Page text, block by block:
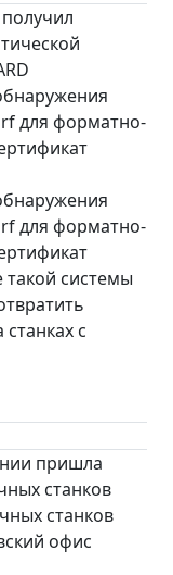
для форматно-
для форматно-
такой системы
с
пришла
станков
станков
офис